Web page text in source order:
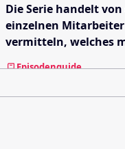
Die Serie handelt
einzelnen
vermitteln, welches
Episodenguide